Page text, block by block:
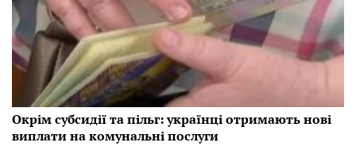
Окрім субсидії та пільг: українці отримають нові
виплати на комунальні послуги